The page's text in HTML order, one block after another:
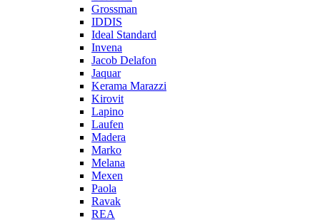
Grossman
IDDIS
Ideal Standard
Invena
Jacob Delafon
Jaquar
Kerama Marazzi
Kirovit
Lapino
Laufen
Madera
Marko
Melana
Mexen
Paola
Ravak
REA